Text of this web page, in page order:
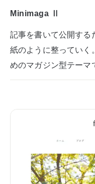
Minimaga Ⅱ
記事を書いて公開する
紙のように整っていく
めのマガジン型テーマ